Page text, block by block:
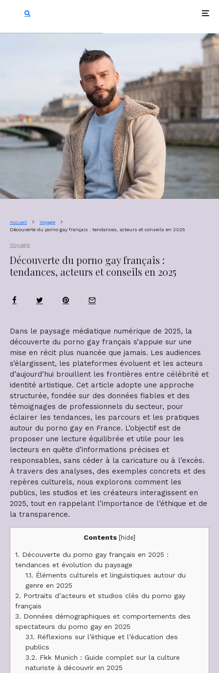
Accueil
Voyage
Découverte du porno gay français : tendances, acteurs et conseils en 2025
Voyage
Découverte du porno gay français :
tendances, acteurs et conseils en 2025
Dans le paysage médiatique numérique de 2025, la
découverte du porno gay français s’appuie sur une
mise en récit plus nuancée que jamais. Les audiences
s’élargissent, les plateformes évoluent et les acteurs
d’aujourd’hui brouillent les frontières entre célébrité et
identité artistique. Cet article adopte une approche
structurée, fondée sur des données fiables et des
témoignages de professionnels du secteur, pour
éclairer les tendances, les parcours et les pratiques
autour du porno gay en France. L’objectif est de
proposer une lecture équilibrée et utile pour les
lecteurs en quête d’informations précises et
responsables, sans céder à la caricature ou à l’excès.
À travers des analyses, des exemples concrets et des
repères culturels, nous explorons comment les
publics, les studios et les créateurs interagissent en
2025, tout en rappelant l’importance de l’éthique et de
la transparence.
Contents [hide]
1. Découverte du porno gay français en 2025 :
tendances et évolution du paysage
1.1. Éléments culturels et linguistiques autour du
genre en 2025
2. Portraits d’acteurs et studios clés du porno gay
français
3. Données démographiques et comportements des
spectateurs du porno gay en 2025
3.1. Réflexions sur l’éthique et l’éducation des
publics
3.2. Fkk Munich : Guide complet sur la culture
naturiste à découvrir en 2025